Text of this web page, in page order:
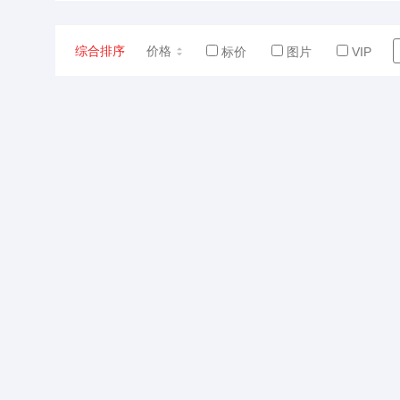
综合排序 价格 标价 图片 VIP